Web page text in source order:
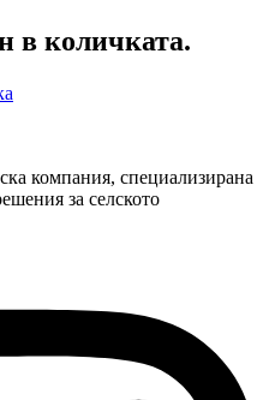
в количката.
компания, специализирана
за селското